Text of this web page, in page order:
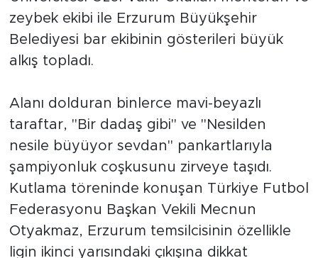
Üniversitesi Özel Vakıf Okulları mehteran ve
zeybek ekibi ile Erzurum Büyükşehir
Belediyesi bar ekibinin gösterileri büyük
Alanı dolduran binlerce mavi-beyazlı
taraftar, "Bir dadaş gibi" ve "Nesilden
nesile büyüyor sevdan" pankartlarıyla
şampiyonluk coşkusunu zirveye taşıdı.
Kutlama töreninde konuşan Türkiye Futbol
Federasyonu Başkan Vekili Mecnun
Otyakmaz, Erzurum temsilcisinin özellikle